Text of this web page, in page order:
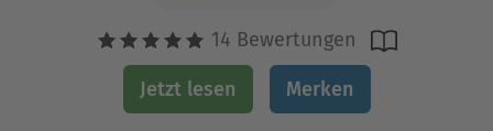
14 Bewertungen
Jetzt lesen Merken